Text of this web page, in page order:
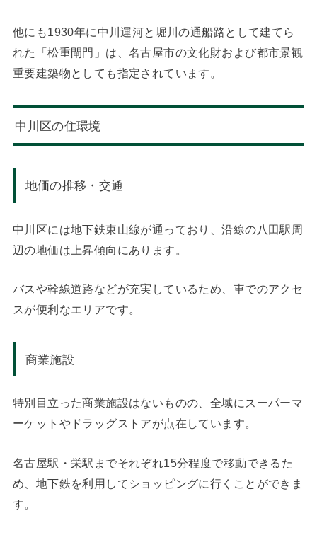
他にも1930年に中川運河と堀川の通船路として建てら
れた「松重閘門」は、名古屋市の文化財および都市景観
重要建築物としても指定されています。
中川区の住環境
地価の推移・交通
中川区には地下鉄東山線が通っており、沿線の八田駅周
辺の地価は上昇傾向にあります。
バスや幹線道路などが充実しているため、車でのアクセ
スが便利なエリアです。
商業施設
特別目立った商業施設はないものの、全域にスーパーマ
ーケットやドラッグストアが点在しています。
名古屋駅・栄駅までそれぞれ15分程度で移動できるた
め、地下鉄を利用してショッピングに行くことができま
す。